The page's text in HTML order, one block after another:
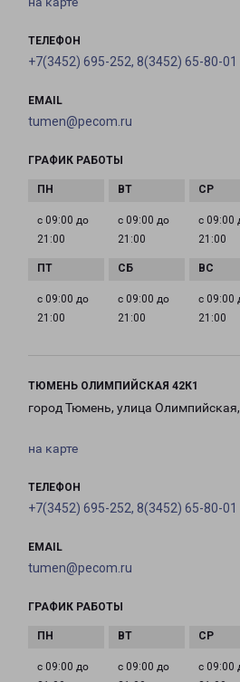
ТЕЛЕФОН
+7(3452) 695-252, 8(3452) 65-80-01
EMAIL
tumen@pecom.ru
ГРАФИК РАБОТЫ
с 09:00 до
21:00
с 09:00 до
21:00
с 09:00
21:00
с 09:00 до
21:00
с 09:00 до
21:00
с 09:00
21:00
ТЮМЕНЬ ОЛИМПИЙСКАЯ 42К1
город Тюмень, улица Олимпийская,
на карте
ТЕЛЕФОН
+7(3452) 695-252, 8(3452) 65-80-01
EMAIL
tumen@pecom.ru
ГРАФИК РАБОТЫ
с 09:00 до
с 09:00 до
с 09:00